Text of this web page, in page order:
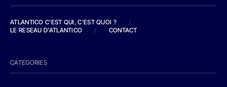
ATLANTICO C'EST QUI, C'EST QUOI ?
/
LE RESEAU D'ATLANTICO
/ CONTACT
CATEGORIES